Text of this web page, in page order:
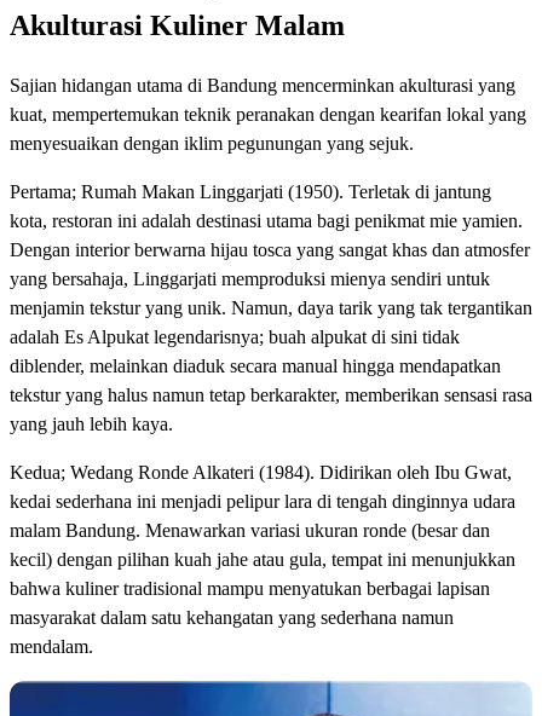
Akulturasi Kuliner Malam
Sajian hidangan utama di Bandung mencerminkan akulturasi yang
kuat, mempertemukan teknik peranakan dengan kearifan lokal yang
menyesuaikan dengan iklim pegunungan yang sejuk.
Pertama; Rumah Makan Linggarjati (1950). Terletak di jantung
kota, restoran ini adalah destinasi utama bagi penikmat mie yamien.
Dengan interior berwarna hijau tosca yang sangat khas dan atmosfer
yang bersahaja, Linggarjati memproduksi mienya sendiri untuk
menjamin tekstur yang unik. Namun, daya tarik yang tak tergantikan
adalah Es Alpukat legendarisnya; buah alpukat di sini tidak
diblender, melainkan diaduk secara manual hingga mendapatkan
tekstur yang halus namun tetap berkarakter, memberikan sensasi rasa
yang jauh lebih kaya.
Kedua; Wedang Ronde Alkateri (1984). Didirikan oleh Ibu Gwat,
kedai sederhana ini menjadi pelipur lara di tengah dinginnya udara
malam Bandung. Menawarkan variasi ukuran ronde (besar dan
kecil) dengan pilihan kuah jahe atau gula, tempat ini menunjukkan
bahwa kuliner tradisional mampu menyatukan berbagai lapisan
masyarakat dalam satu kehangatan yang sederhana namun
mendalam.